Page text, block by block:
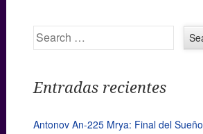
Search
Entradas recientes
Antonov An-225 Mrya: Final del Sueño